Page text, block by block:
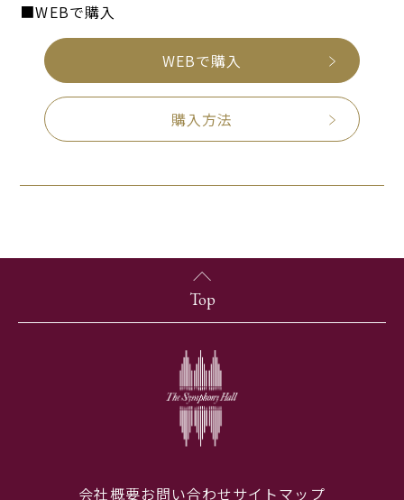
■WEBで購入
WEBで購入
購入方法
Top
会社概要お問い合わせサイトマップ